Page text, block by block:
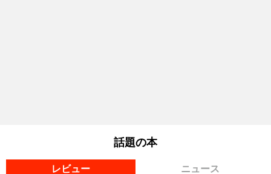
話題の本
レビュー ニュース